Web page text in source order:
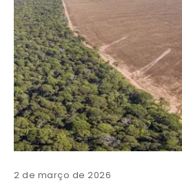
2 de março de 2026